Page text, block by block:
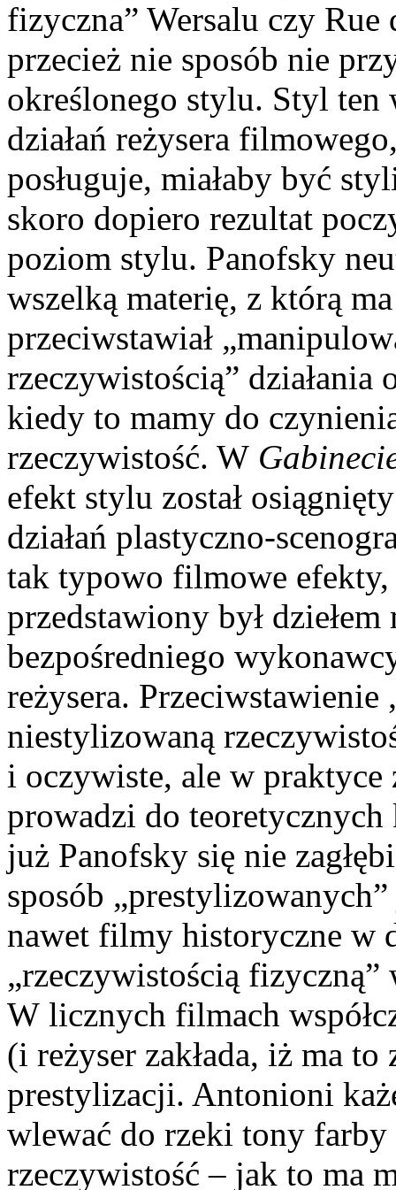
fizyczna” Wersalu czy
przecież nie sposób nie
określonego stylu. Styl ten
działań reżysera
posługuje, miałaby być
skoro dopiero rezultat
poziom stylu. Panofsky
wszelką materię, z którą
przeciwstawiał
rzeczywistością”
kiedy to mamy do
rzeczywistość. W
efekt stylu został
działań plastyczno-
tak typowo filmowe efekty,
przedstawiony był
bezpośredniego
reżysera.
niestylizowaną
i oczywiste, ale w
prowadzi do
już Panofsky się nie
sposób
nawet filmy historyczne w
„rzeczywistością
W licznych filmach
(i reżyser zakłada, iż ma
prestylizacji. Antonioni
wlewać do rzeki tony
rzeczywistość – jak to ma